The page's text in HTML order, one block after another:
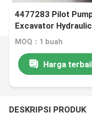
4477283 Pilot
Excavator
MOQ：1 buah
Harga
DESKRIPSI PRODUK